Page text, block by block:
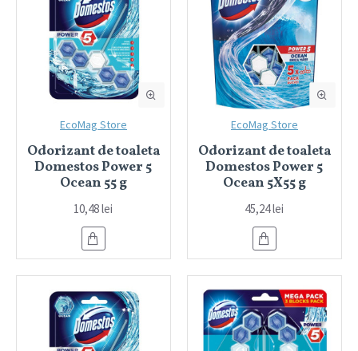
EcoMag Store
Odorizant de toaleta
Domestos Power 5
Ocean 55 g
10,48 lei
EcoMag Store
Odorizant de toaleta
Domestos Power 5
Ocean 5X55 g
45,24 lei